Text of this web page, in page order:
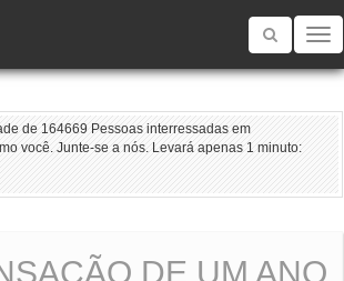
Toggle
de 164669 Pessoas interressadas em
você. Junte-se a nós. Levará apenas 1 minuto:
DE UM ANO